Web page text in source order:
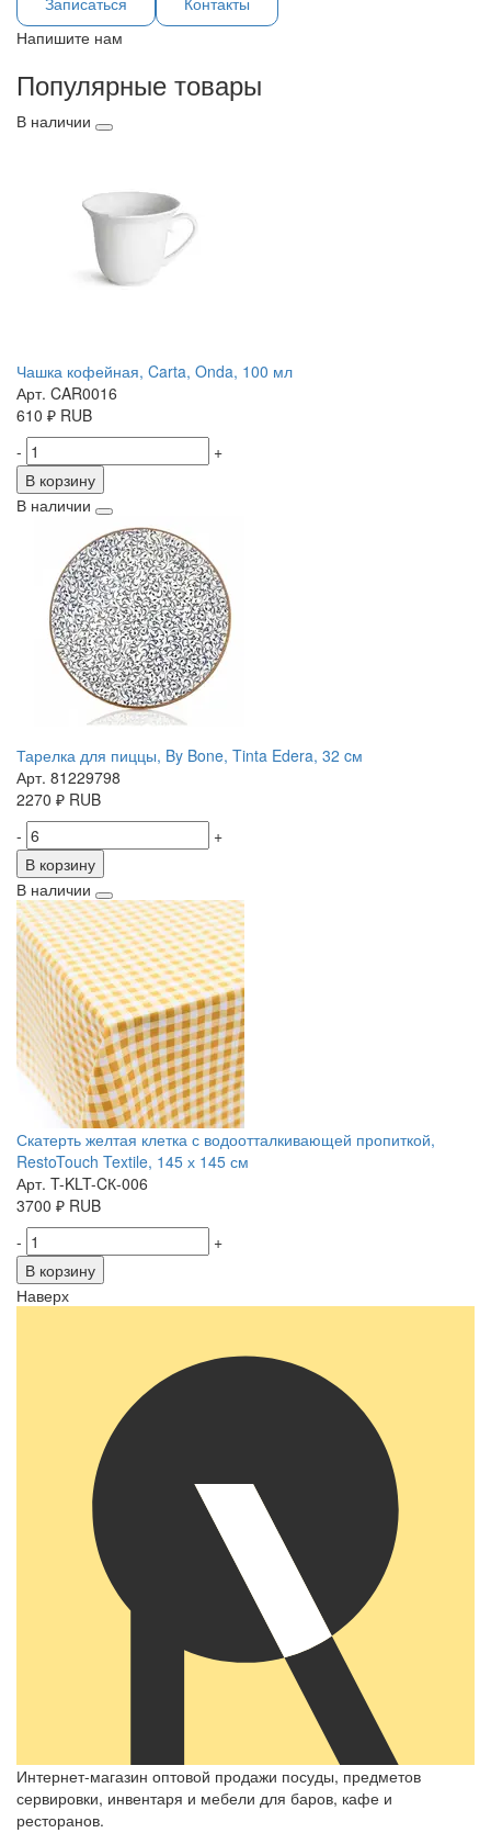
Напишите нам
Популярные товары
В наличии
Чашка кофейная, Carta, Onda, 100 мл
Арт. CAR0016
610 ₽ RUB
-
+
В корзину
В наличии
Тарелка для пиццы, By Bone, Tinta Edera, 32 cм
Арт. 81229798
2270 ₽ RUB
-
+
В корзину
В наличии
Скатерть желтая клетка с водоотталкивающей пропиткой,
RestoTouch Textile, 145 х 145 см
Арт. T-KLT-CК-006
3700 ₽ RUB
-
+
В корзину
Наверх
Интернет-магазин оптовой продажи посуды, предметов
сервировки, инвентаря и мебели для баров, кафе и
ресторанов.